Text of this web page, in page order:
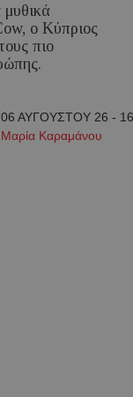
μυθικά
ο Κύπριος
πιο
06 ΑΥΓΟΥΣΤΟΥ 26 -
Μαρία Καραμάνου